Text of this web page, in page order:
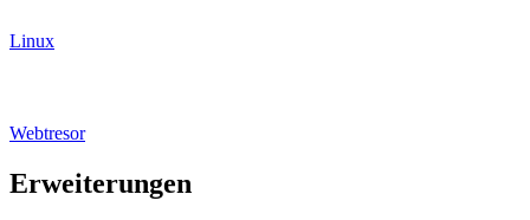
Linux
Webtresor
Erweiterungen